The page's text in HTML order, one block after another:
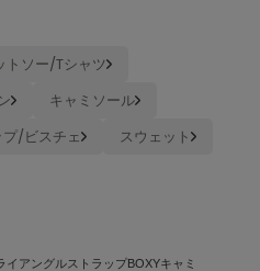
トソー/Tシャツ
キャミソール
/ビスチェ
スウェット
イアングルストラップBOXYキャミ